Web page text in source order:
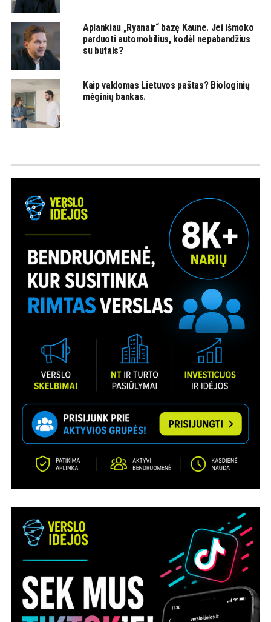
Aplankiau „Ryanair“ bazę Kaune. Jei išmoko
parduoti automobilius, kodėl nepabandžius
su butais?
Kaip valdomas Lietuvos paštas? Biologinių
mėginių bankas.